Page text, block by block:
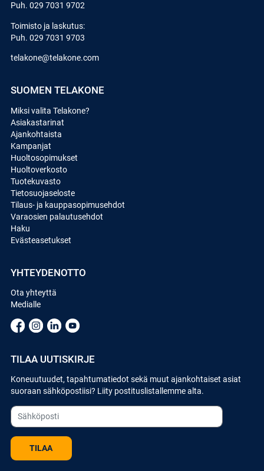
Puh. 029 7031 9702
Toimisto ja laskutus:
Puh. 029 7031 9703
telakone@telakone.com
SUOMEN TELAKONE
Miksi valita Telakone?
Asiakastarinat
Ajankohtaista
Kampanjat
Huoltosopimukset
Huoltoverkosto
Tuotekuvasto
Tietosuojaseloste
Tilaus- ja kauppasopimusehdot
Varaosien palautusehdot
Haku
Evästeasetukset
YHTEYDENOTTO
Ota yhteyttä
Medialle
TILAA UUTISKIRJE
Koneuutuudet, tapahtumatiedot sekä muut ajankohtaiset asiat
suoraan sähköpostiisi? Liity postituslistallemme alta.